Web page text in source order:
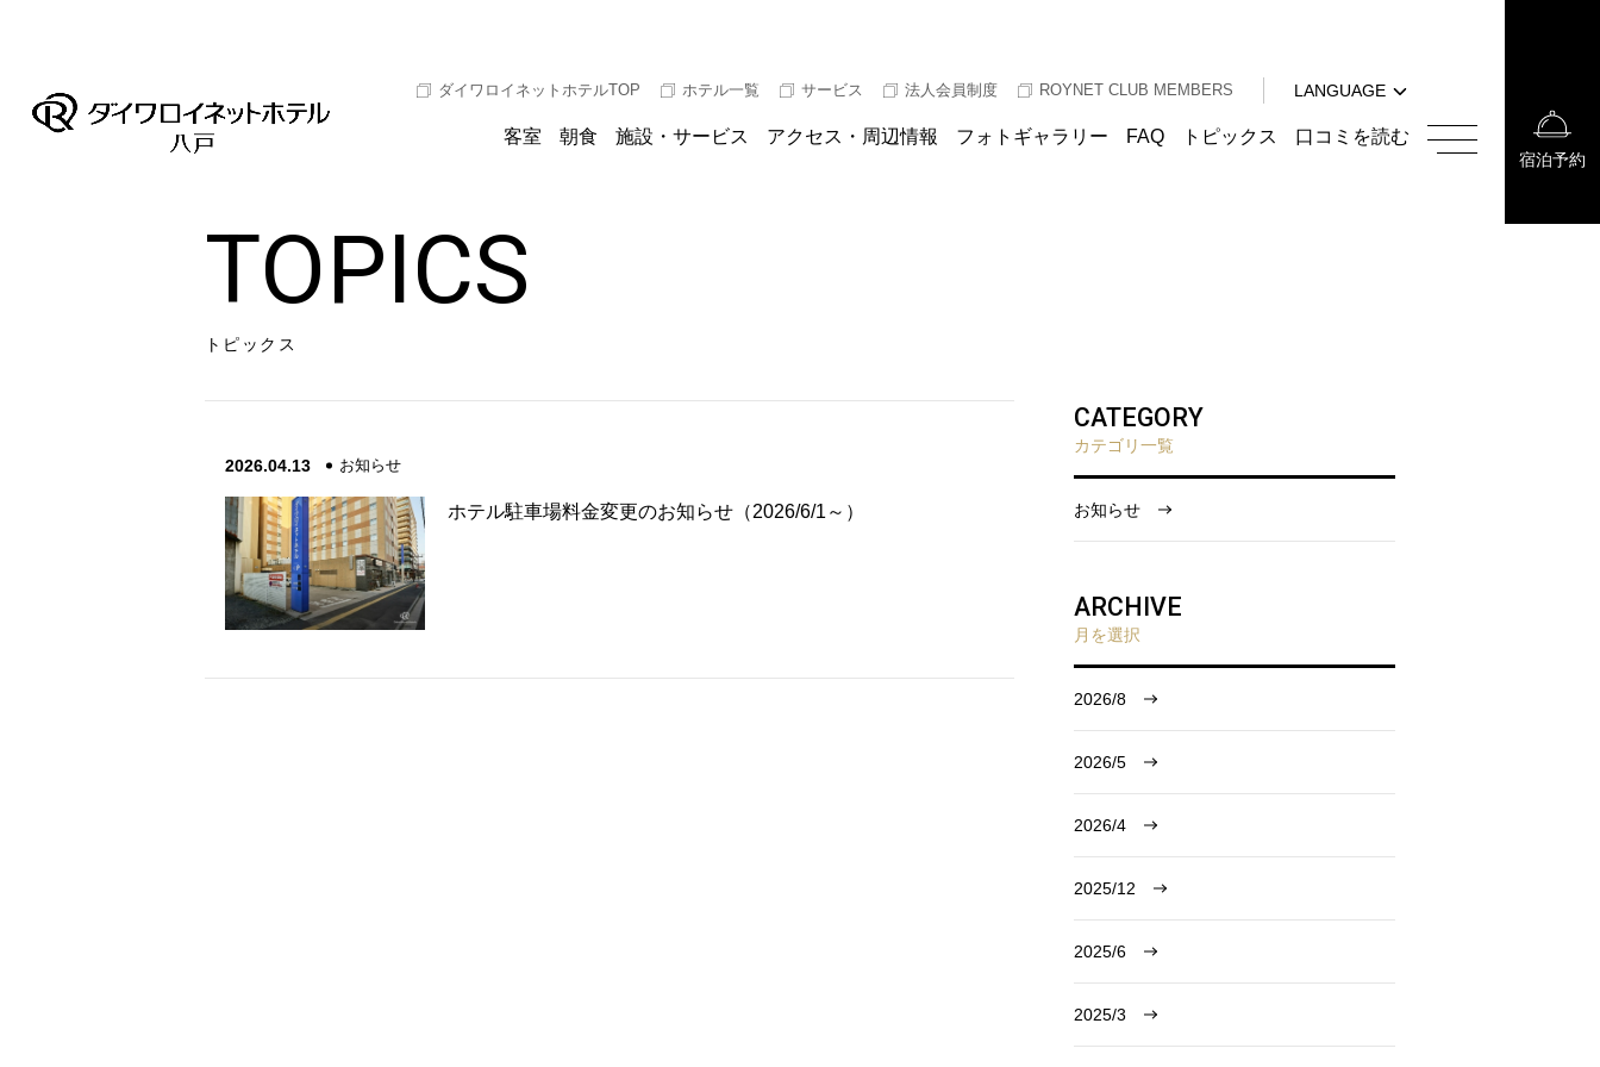
ダイワロイネットホテルTOP ホテル一覧 サービス 法人会員制度 ROYNET CLUB MEMBERS
LANGUAGE
English
客室 朝食 施設・サービス アクセス・周辺情報 フォトギャラリー FAQ トピックス 口コミを読む
TOPICS
トピックス
2026.04.13 お知らせ
ホテル駐車場料金変更のお知らせ（2026/6/1～）
CATEGORY
カテゴリ一覧
お知らせ
ARCHIVE
月を選択
2026/8
2026/5
2026/4
2025/12
2025/6
2025/3
한국어
宿泊予約